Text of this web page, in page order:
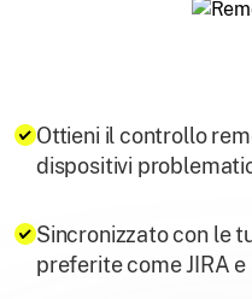
Ottieni il controllo
dispositivi
Sincronizzato con le
preferite come JIRA